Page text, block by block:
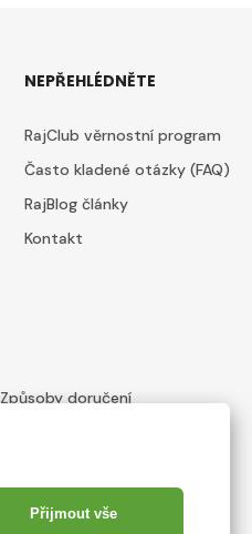
NEPŘEHLÉDNĚTE
RajClub věrnostní program
Často kladené otázky (FAQ)
RajBlog články
Kontakt
Způsoby doručení